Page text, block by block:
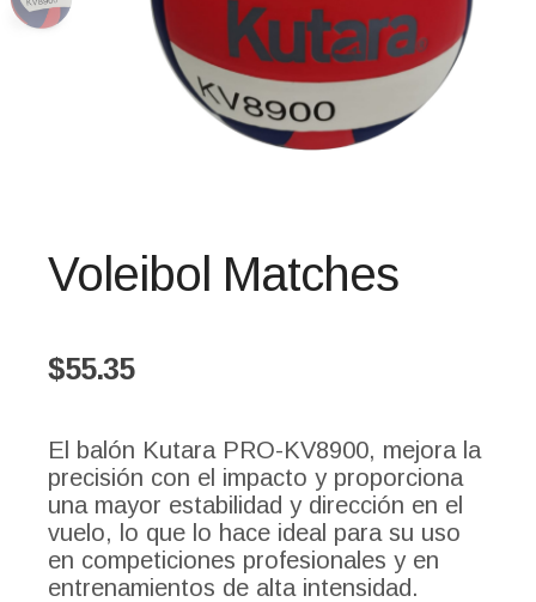
Voleibol Matches
$55.35
El balón Kutara PRO-KV8900, mejora la
precisión con el impacto y proporciona
una mayor estabilidad y dirección en el
vuelo, lo que lo hace ideal para su uso
en competiciones profesionales y en
entrenamientos de alta intensidad.